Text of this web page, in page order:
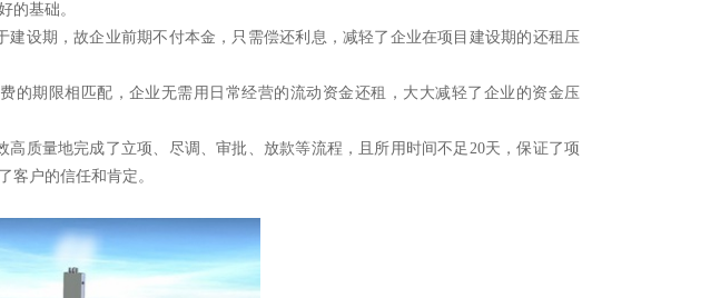
的基础。
建设期，故企业前期不付本金，只需偿还利息，减轻了企业在项目建设期的还租压
的期限相匹配，企业无需用日常经营的流动资金还租，大大减轻了企业的资金压
质量地完成了立项、尽调、审批、放款等流程，且所用时间不足20天，保证了项
客户的信任和肯定。